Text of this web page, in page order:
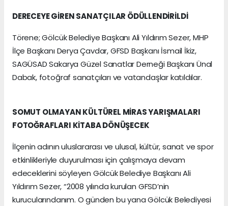
DERECEYE GİREN SANATÇILAR ÖDÜLLENDİRİLDİ
Törene; Gölcük Belediye Başkanı Ali Yıldırım Sezer, MHP
İlçe Başkanı Derya Çavdar, GFSD Başkanı İsmail İkiz,
SAGÜSAD Sakarya Güzel Sanatlar Derneği Başkanı Ünal
Dabak, fotoğraf sanatçıları ve vatandaşlar katıldılar.
SOMUT OLMAYAN KÜLTÜREL MİRAS YARIŞMALARI
FOTOĞRAFLARI KİTABA DÖNÜŞECEK
İlçenin adının uluslararası ve ulusal, kültür, sanat ve spor
etkinlikleriyle duyurulması için çalışmaya devam
edeceklerini söyleyen Gölcük Belediye Başkanı Ali
Yıldırım Sezer, “2008 yılında kurulan GFSD’nin
kurucularındanım. O günden bu yana Gölcük Belediyesi